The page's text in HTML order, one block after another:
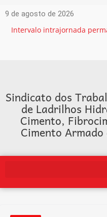
9 de agosto de 2026
Sindicato dos
de Ladrilhos
Cimento,
Cimento